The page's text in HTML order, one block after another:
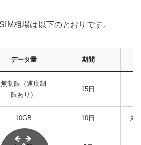
相場は以下のとおりです。
データ量 期間
無制限（速度制
限あり）
15日 約
10GB 10日 約